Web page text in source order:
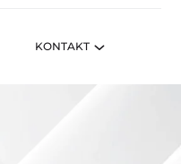
KONTAKT